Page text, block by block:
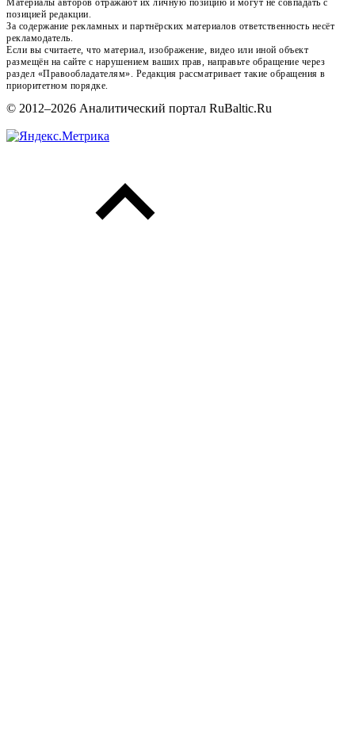
позицией редакции.
За содержание рекламных и партнёрских материалов ответственность несёт
рекламодатель.
Если вы считаете, что материал, изображение, видео или иной объект
размещён на сайте с нарушением ваших прав, направьте обращение через
раздел «Правообладателям». Редакция рассматривает такие обращения в
приоритетном порядке.
© 2012–2026 Аналитический портал RuBaltic.Ru